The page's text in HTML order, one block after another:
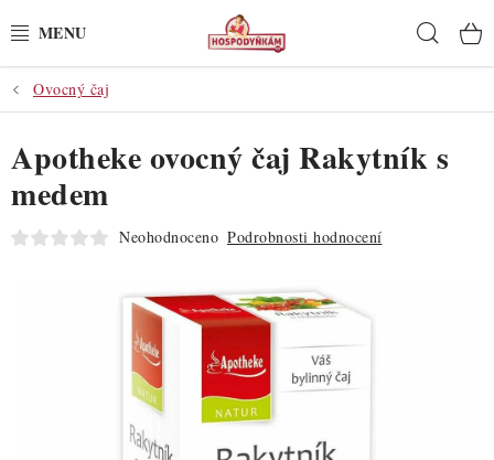
na
POTŘEBY
POMŮCKY
SUROVINY
Ovocný čaj
Apotheke ovocný čaj Rakytník s
medem
Neohodnoceno Podrobnosti hodnocení